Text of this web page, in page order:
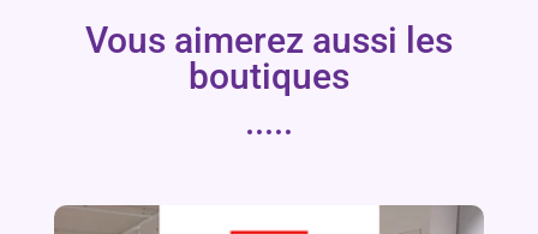
Vous aimerez aussi les
boutiques